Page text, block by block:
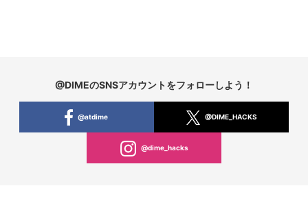
@DIMEのSNSアカウントをフォローしよう！
@atdime @DIME_HACKS
@dime_hacks